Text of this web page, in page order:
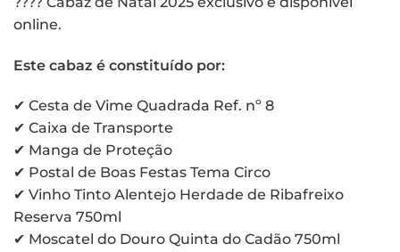
online.
Este cabaz é constituído por:
✔ Cesta de Vime Quadrada Ref. nº 8
✔ Caixa de Transporte
✔ Manga de Proteção
✔ Postal de Boas Festas Tema Circo
✔ Vinho Tinto Alentejo Herdade de Ribafreixo
Reserva 750ml
✔ Moscatel do Douro Quinta do Cadão 750ml